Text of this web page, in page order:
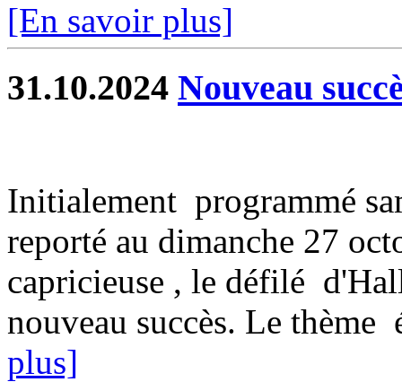
[En savoir plus]
31.10.2024 Nouveau
Initialement programmé
reporté au dimanche 27
capricieuse , le défilé
nouveau succès. Le
plus]